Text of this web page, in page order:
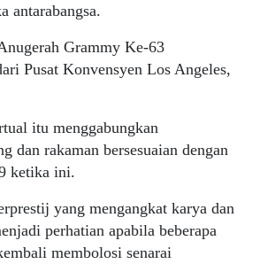
antarabangsa.
Grammy Ke-63
Pusat Konvensyen Los Angeles,
itu menggabungkan
dan rakaman bersesuaian dengan
ketika ini.
yang mengangkat karya dan
perhatian apabila beberapa
membolosi senarai